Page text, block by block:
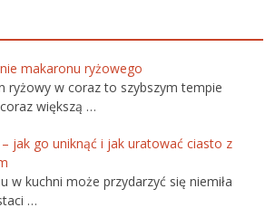
makaronu ryżowego
ryżowy w coraz to szybszym tempie
większą …
jak go uniknąć i jak uratować ciasto z
w kuchni może przydarzyć się niemiła
…